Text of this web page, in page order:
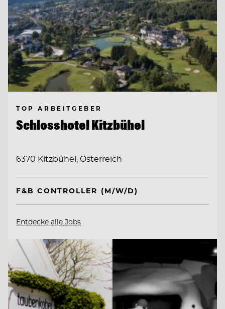
TOP ARBEITGEBER
Schlosshotel Kitzbühel
6370 Kitzbühel, Österreich
F&B CONTROLLER (M/W/D)
Entdecke alle Jobs